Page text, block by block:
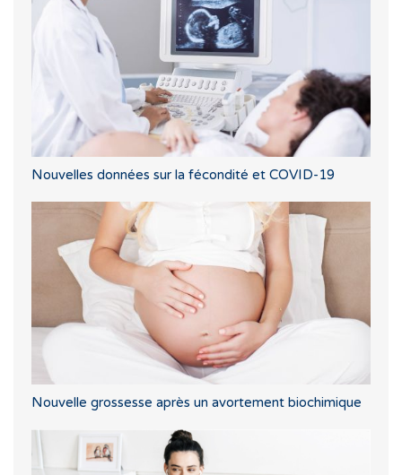
Nouvelles données sur la fécondité et COVID-19
Nouvelle grossesse après un avortement biochimique